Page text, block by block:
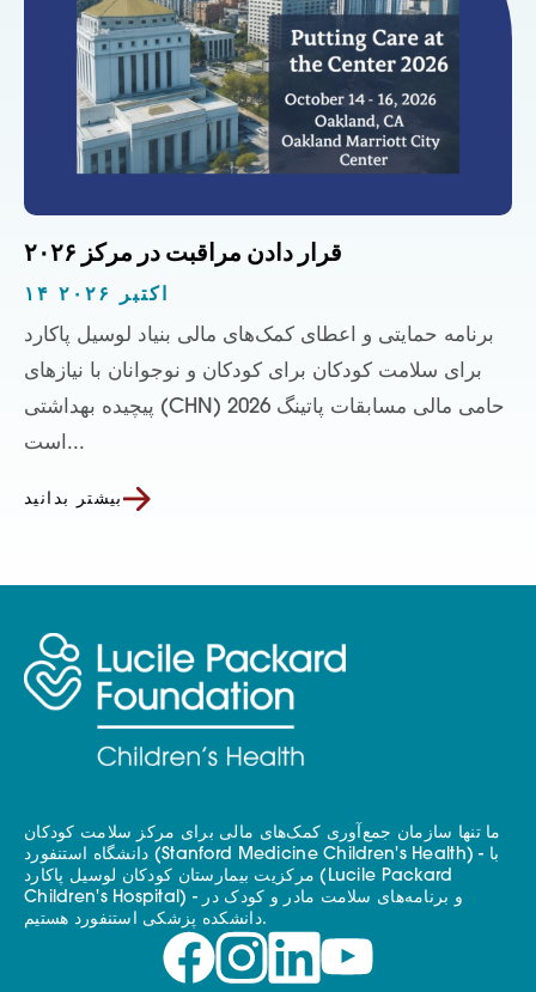
قرار دادن مراقبت در مرکز ۲۰۲۶
۱۴ اکتبر ۲۰۲۶
برنامه حمایتی و اعطای کمک‌های مالی بنیاد لوسیل پاکارد
برای سلامت کودکان برای کودکان و نوجوانان با نیازهای
پیچیده بهداشتی (CHN) حامی مالی مسابقات پاتینگ 2026
است...
بیشتر بدانید
ما تنها سازمان جمع‌آوری کمک‌های مالی برای مرکز سلامت کودکان
دانشگاه استنفورد (Stanford Medicine Children's Health) - با
مرکزیت بیمارستان کودکان لوسیل پاکارد (Lucile Packard
Children's Hospital) - و برنامه‌های سلامت مادر و کودک در
دانشکده پزشکی استنفورد هستیم.